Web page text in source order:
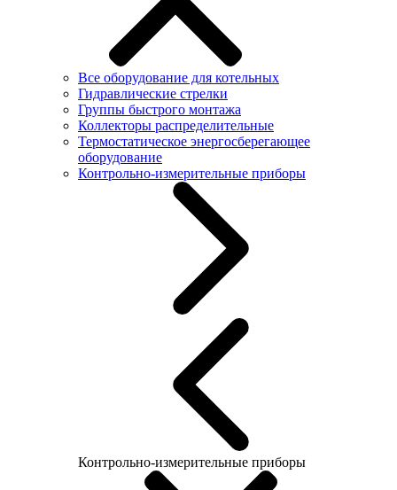
Все оборудование для котельных
Гидравлические стрелки
Группы быстрого монтажа
Коллекторы распределительные
Термостатическое энергосберегающее
оборудование
Контрольно-измерительные приборы
Контрольно-измерительные приборы